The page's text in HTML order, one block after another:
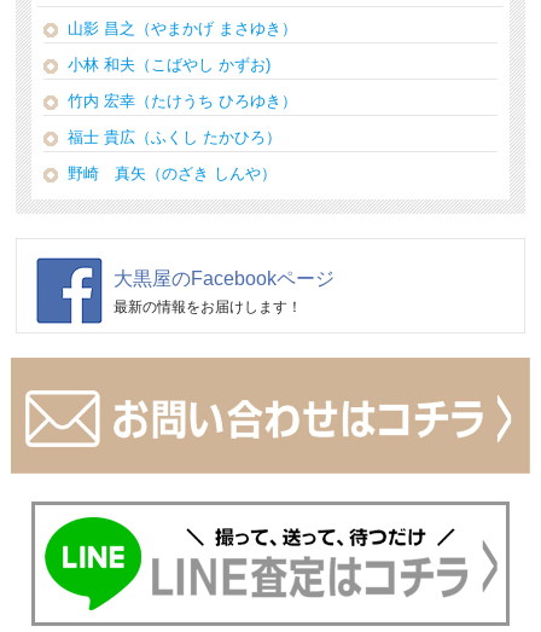
山影 昌之（やまかげ まさゆき）
小林 和夫（こばやし かずお)
竹内 宏幸（たけうち ひろゆき）
福士 貴広（ふくし たかひろ）
野崎 真矢（のざき しんや）
大黒屋のFacebookページ
最新の情報をお届けします！